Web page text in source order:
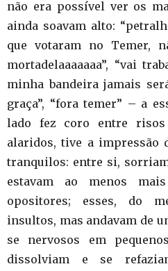
não era possível ver os
ainda soavam alto:
que votaram no Temer,
mortadelaaaaaaa”, “vai
minha bandeira jamais
graça”, “fora temer” – a
lado fez coro entre risos
alaridos, tive a impressão
tranquilos: entre si,
estavam ao menos
opositores; esses, do
insultos, mas andavam de
se nervosos em
dissolviam e se